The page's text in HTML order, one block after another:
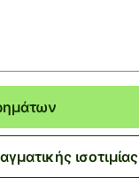
ισοτιμίας